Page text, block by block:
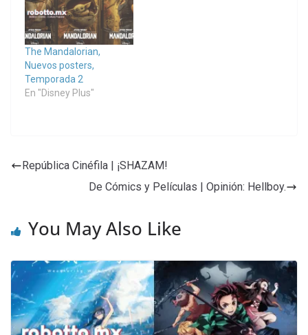
The Mandalorian,
Nuevos posters,
Temporada 2
En "Disney Plus"
República Cinéfila | ¡SHAZAM!
De Cómics y Películas | Opinión: Hellboy.
You May Also Like